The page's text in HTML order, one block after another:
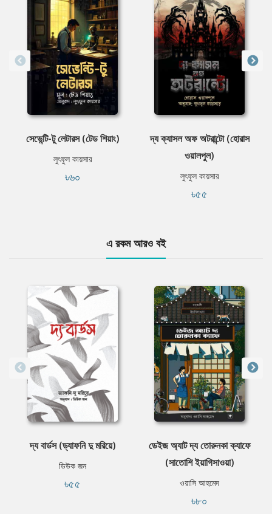
সেভেন্টি-টু লেটারস (টেড শিয়াং)
লুৎফুল কায়সার
৳৬০
দ্য ক্যাসল অফ অটরান্টো (হোরাস
ওয়ালপুল)
লুৎফুল কায়সার
৳৫৫
এ রকম আরও বই
দ্য বার্ডস (ড্যাফনি দু মরিয়ে)
ডিউক জন
৳৫৫
ডেইজ অ্যাট দ্য তোরুনকা ক্যাফে
(সাতোশি ইয়াগিসাওয়া)
ওয়াসি আহমেদ
৳৮০